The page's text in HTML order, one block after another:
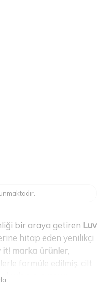
bir araya getiren Luv
hitap eden yenilikçi
it! marka ürünler,
formüle edilmiş, cilt
ışıltısını ortaya